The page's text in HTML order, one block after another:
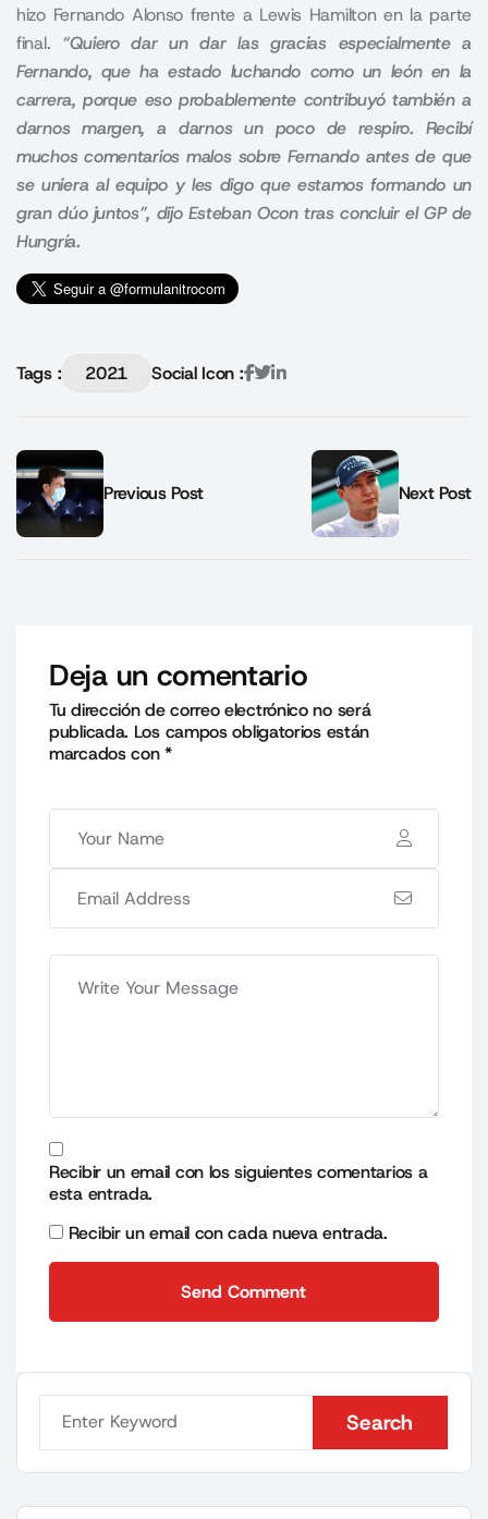
hizo Fernando Alonso frente a Lewis Hamilton en la parte
final. “Quiero dar un dar las gracias especialmente a
Fernando, que ha estado luchando como un león en la
carrera, porque eso probablemente contribuyó también a
darnos margen, a darnos un poco de respiro. Recibí
muchos comentarios malos sobre Fernando antes de que
se uniera al equipo y les digo que estamos formando un
gran dúo juntos”, dijo Esteban Ocon tras concluir el GP de
Hungría.
Tags : 2021 Social Icon :
Previous Post Next Post
Deja un comentario
Tu dirección de correo electrónico no será
publicada. Los campos obligatorios están
marcados con*
Recibir un email con los siguientes comentarios a
esta entrada.
Recibir un email con cada nueva entrada.
Send Comment
Search
Search